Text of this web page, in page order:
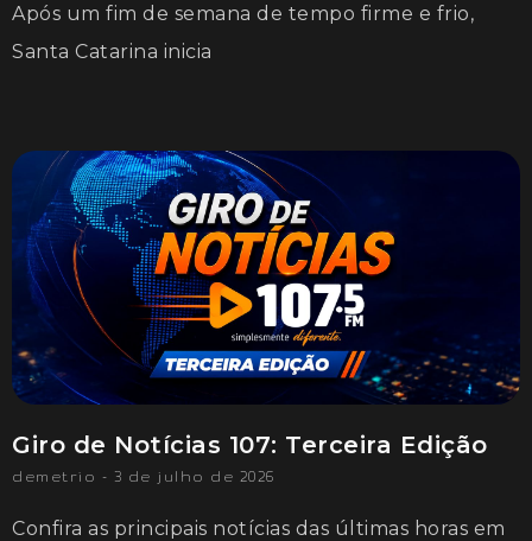
Após um fim de semana de tempo firme e frio,
Santa Catarina inicia
Giro de Notícias 107: Terceira Edição
demetrio 3 de julho de 2026
Confira as principais notícias das últimas horas em